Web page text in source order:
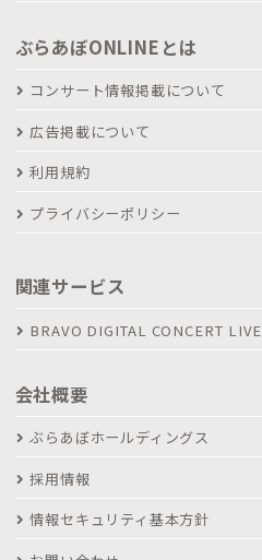
ぶらあぼONLINEとは
コンサート情報掲載について
広告掲載について
利用規約
プライバシーポリシー
関連サービス
BRAVO DIGITAL CONCERT LIVE
会社概要
ぶらあぼホールディングス
採用情報
情報セキュリティ基本方針